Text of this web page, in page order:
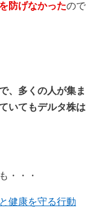
防げなかったので
、多くの人が集ま
いてもデルタ株は
・・・
健康を守る行動